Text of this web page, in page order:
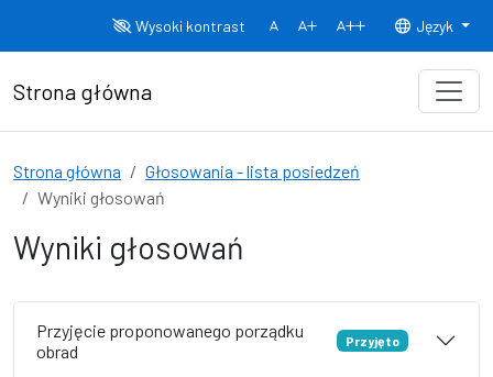
Wysoki kontrast
Normalny rozmiar czcionki
Rozmiar czcionki 150% Rozmiar
Język
Strona główna
Strona główna
Głosowania - lista posiedzeń
Wyniki głosowań
Wyniki głosowań
Przyjęcie proponowanego porządku
obrad
Przyjęto